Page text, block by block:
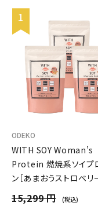
ODEKO
WITH SOY Woman’s
Protein 燃焼系ソイプ
ン［あまおうストロベリ
15,299 円 (税込)